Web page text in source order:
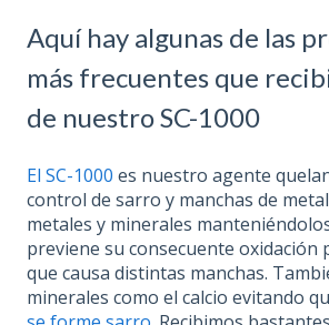
Aquí hay algunas de las
más frecuentes que
de nuestro SC-1000
El SC-1000 es nuestro agente
control de sarro y manchas de
metales y minerales
previene su consecuente oxidación
que causa distintas manchas.
minerales como el calcio evitando